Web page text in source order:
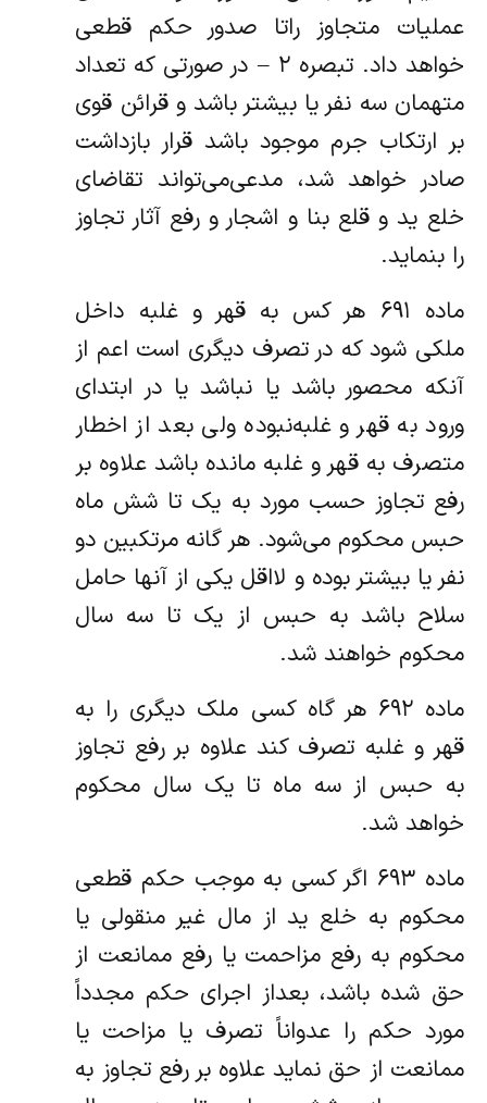
عملیات متجاوز را‌تا صدور حکم قطعی
خواهد داد. تبصره ۲ – در صورتی که تعداد
متهمان سه نفر یا بیشتر باشد و قرائن قوی
بر ارتکاب جرم موجود باشد قرار بازداشت
صادر خواهد شد، مدعی‌می‌تواند تقاضای
خلع ید و قلع بنا و اشجار و رفع آثار تجاوز
را بنماید.
ماده ۶۹۱ هر کس به قهر و غلبه داخل
ملکی شود که در تصرف دیگری است اعم از
آنکه محصور باشد یا نباشد یا در ابتدای
ورود به قهر و غلبه‌نبوده ولی بعد از اخطار
متصرف به قهر و غلبه مانده باشد علاوه بر
رفع تجاوز حسب مورد به یک تا شش ماه
حبس محکوم می‌شود. هر گانه مرتکبین ‌دو
نفر یا بیشتر بوده و لااقل یکی از آنها حامل
سلاح باشد به حبس از یک تا سه سال
محکوم خواهند شد.
ماده ۶۹۲ هر گاه کسی ملک دیگری را به
قهر و غلبه تصرف کند علاوه بر رفع تجاوز
به حبس از سه ماه تا یک سال محکوم
خواهد شد.
ماده ۶۹۳ اگر کسی به موجب حکم قطعی
محکوم به خلع ید از مال غیر منقولی یا
محکوم به رفع مزاحمت یا رفع ممانعت از
حق شده باشد، بعد‌از اجرای حکم مجدداً
مورد حکم را عدواناً تصرف یا مزاحت یا
ممانعت از حق نماید علاوه بر رفع تجاوز به